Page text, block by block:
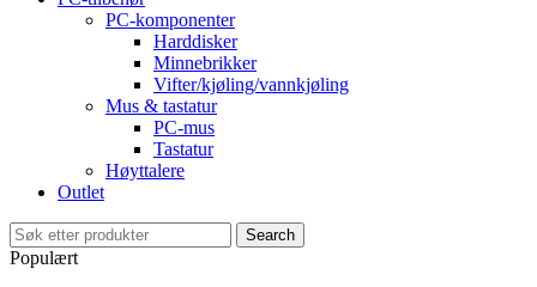
PC-komponenter
Harddisker
Minnebrikker
Vifter/kjøling/vannkjøling
Mus & tastatur
PC-mus
Tastatur
Høyttalere
Outlet
Search
Populært